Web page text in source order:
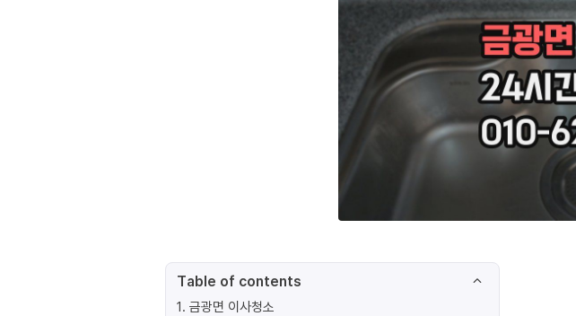
Table of contents
1. 금광면 이사청소